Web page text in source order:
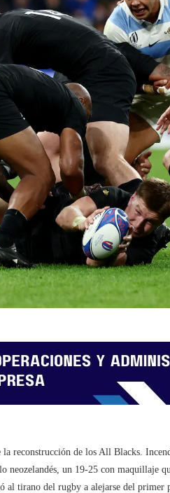
reconstrucción de los All Blacks.
neozelandés, un 19-25 con maquillaje
al tirano del rugby a alejarse del